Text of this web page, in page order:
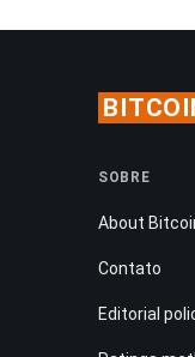
SOBRE
About
Contato
Editorial